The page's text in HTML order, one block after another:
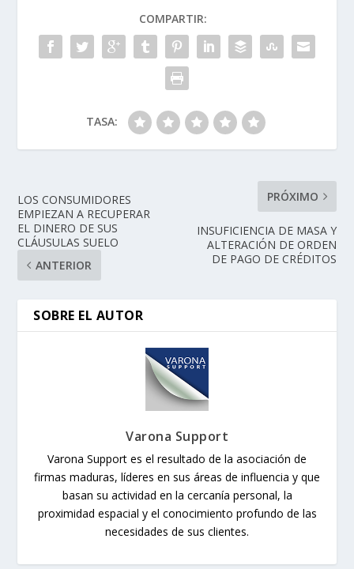
COMPARTIR:
TASA:
LOS CONSUMIDORES
EMPIEZAN A RECUPERAR
EL DINERO DE SUS
CLÁUSULAS SUELO
ANTERIOR
PRÓXIMO
INSUFICIENCIA DE MASA Y
ALTERACIÓN DE ORDEN
DE PAGO DE CRÉDITOS
SOBRE EL AUTOR
Varona Support
Varona Support es el resultado de la asociación de
firmas maduras, líderes en sus áreas de influencia y que
basan su actividad en la cercanía personal, la
proximidad espacial y el conocimiento profundo de las
necesidades de sus clientes.